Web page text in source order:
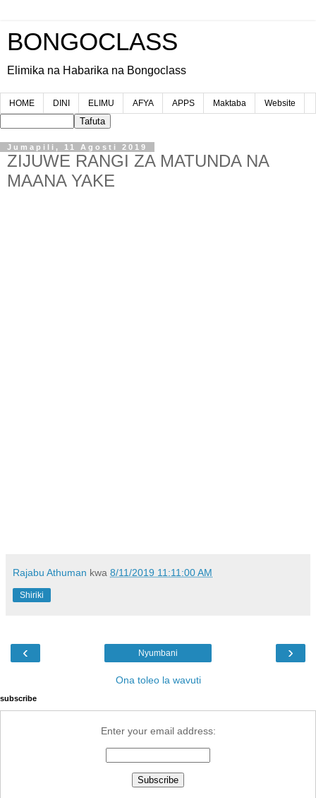
BONGOCLASS
Elimika na Habarika na Bongoclass
HOME DINI ELIMU AFYA APPS Maktaba Website
Jumapili, 11 Agosti 2019
ZIJUWE RANGI ZA MATUNDA NA
MAANA YAKE
Rajabu Athuman kwa 8/11/2019 11:11:00 AM
Shiriki
‹ ›
Nyumbani
Ona toleo la wavuti
subscribe
Enter your email address: